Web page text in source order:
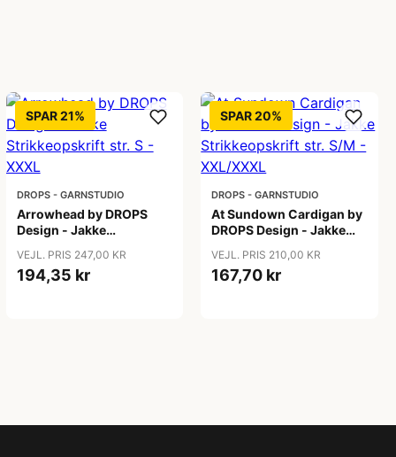
SPAR 21%
DROPS - GARNSTUDIO
Arrowhead by DROPS
Design - Jakke
XXXL
VEJL. PRIS 247,00 KR
194,35 kr
SPAR 20%
DROPS - GARNSTUDIO
At Sundown Cardigan by
DROPS Design - Jakke
XXL/XXXL
VEJL. PRIS 210,00 KR
167,70 kr